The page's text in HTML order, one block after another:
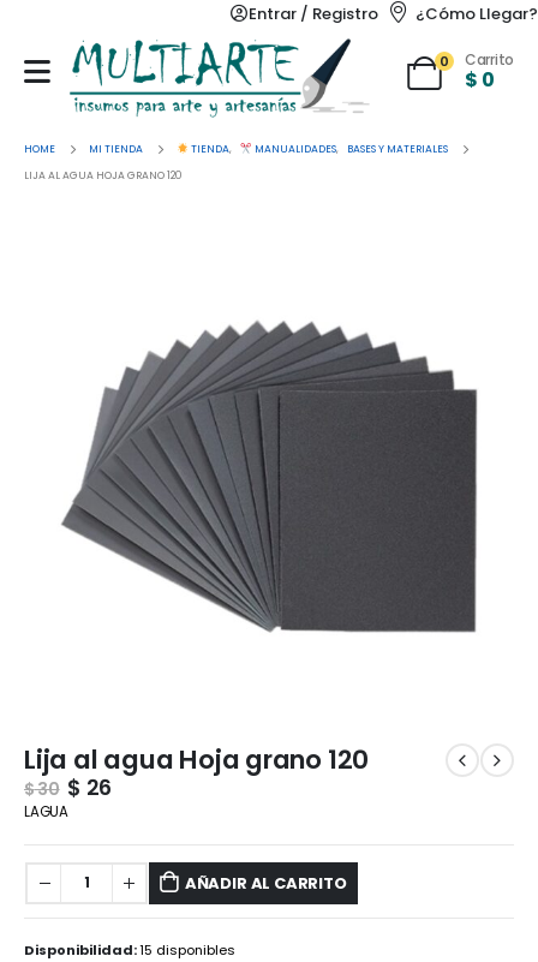
Entrar / Registro ¿Cómo Llegar?
0 Carrito
$ 0
HOME MI TIENDA TIENDA, MANUALIDADES,
BASES Y MATERIALES
LIJA AL AGUA HOJA GRANO 120
Lija al agua Hoja grano 120
$30 $ 26
LAGUA
AÑADIR AL CARRITO
Disponibilidad:15 disponibles